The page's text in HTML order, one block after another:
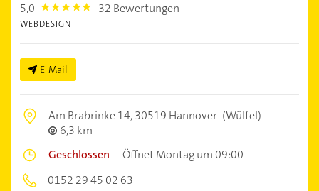
5,0 5.0 32 Bewertungen
WEBDESIGN
E-Mail
Am Brabrinke 14,30519 Hannover (Wülfel)
6,3 km
Geschlossen –Öffnet Montag um 09:00
0152 29 45 02 63